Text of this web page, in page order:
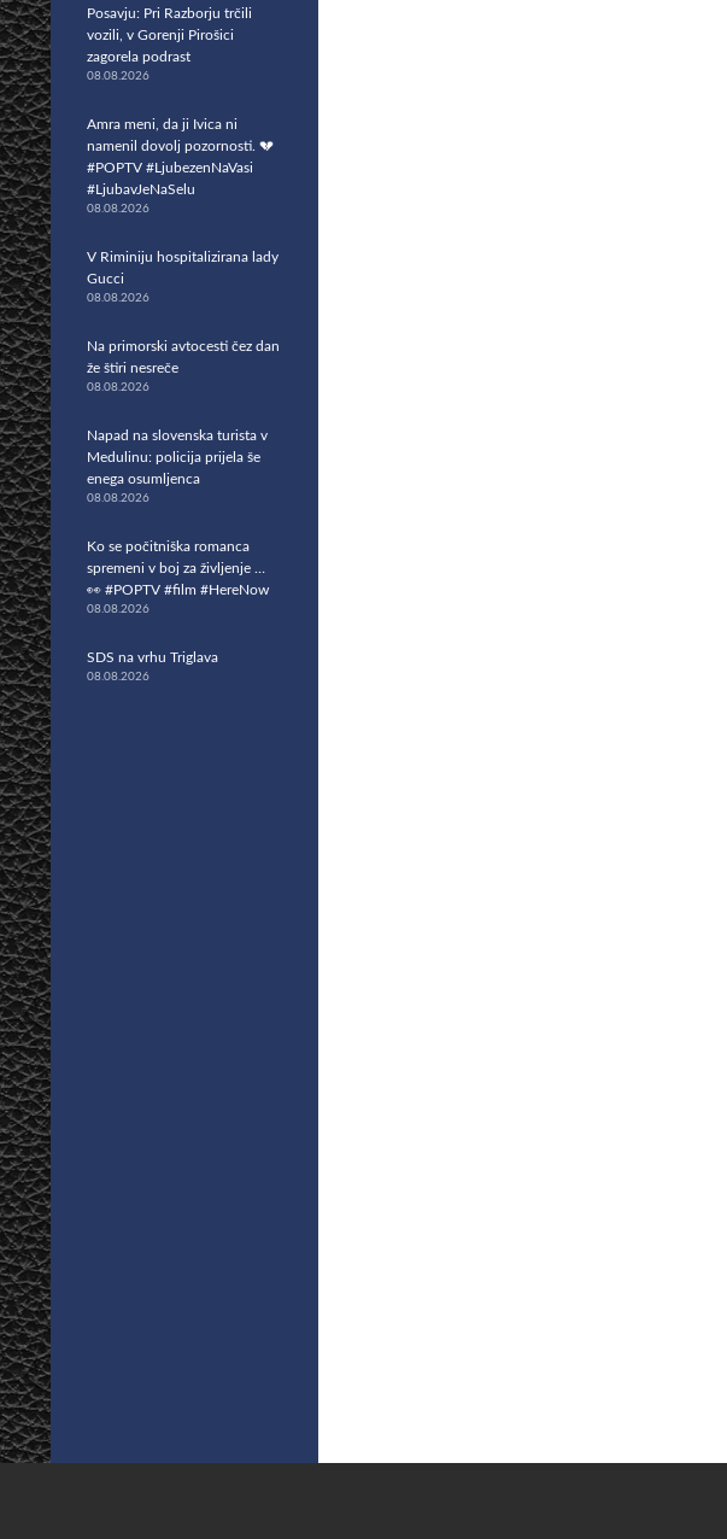
Posavju: Pri Razborju trčili
vozili, v Gorenji Pirošici
zagorela podrast
08.08.2026
Amra meni, da ji Ivica ni
namenil dovolj pozornosti. 💔
#POPTV #LjubezenNaVasi
#LjubavJeNaSelu
08.08.2026
V Riminiju hospitalizirana lady
Gucci
08.08.2026
Na primorski avtocesti čez dan
že štiri nesreče
08.08.2026
Napad na slovenska turista v
Medulinu: policija prijela še
enega osumljenca
08.08.2026
Ko se počitniška romanca
spremeni v boj za življenje …
👀 #POPTV #film #HereNow
08.08.2026
SDS na vrhu Triglava
08.08.2026